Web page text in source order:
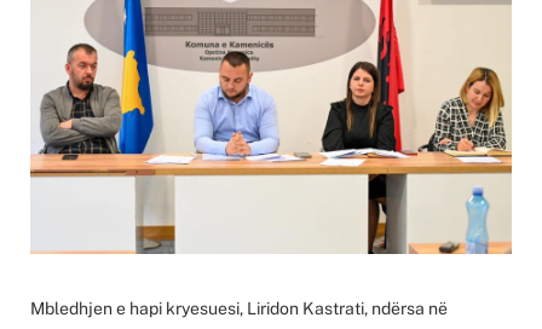
Mbledhjen e hapi kryesuesi, Liridon Kastrati, ndërsa në